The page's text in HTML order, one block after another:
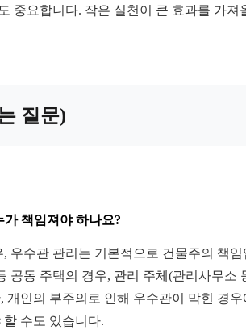
중요합니다. 작은 실천이 큰 효과를 가져
질문)
책임져야 하나요?
우수관 관리는 기본적으로 건물주의 책임
공동 주택의 경우, 관리 주체(관리사무소
개인의 부주의로 인해 우수관이 막힌 경우
수도 있습니다.